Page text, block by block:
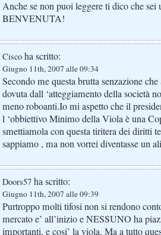
Anche se non puoi leggere ti dico che
BENVENUTA!
Cisco ha scritto:
Giugno 11th, 2007 alle 09:34
Secondo me questa brutta senzazione
dovuta dall ‘atteggiamento della società
meno roboanti.Io mi aspetto che il
l ‘obbiettivo Minimo della Viola è una
smettiamola con questa tiritera dei diritti
sappiamo , ma non vorrei diventasse un
Doors57 ha scritto:
Giugno 11th, 2007 alle 09:39
Purtroppo molti tifosi non si rendono
mercato e’ all’inizio e NESSUNO ha
importanti, e cosi’ la viola. Ma a tutto